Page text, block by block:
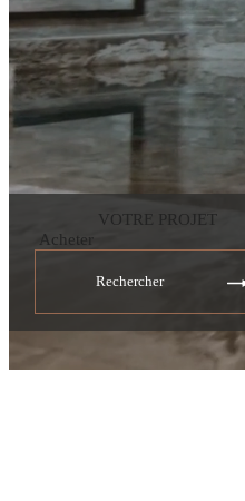
VOTRE PROJET
Rechercher